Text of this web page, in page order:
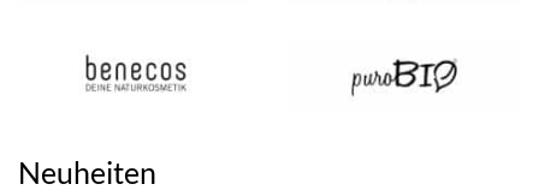
Neuheiten